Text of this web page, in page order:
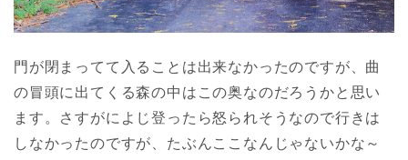
門が閉まってて入ることは出来なかったのですが、曲
の冒頭に出てくる森の中はこの奥なのだろうかと思い
ます。さすがによじ登ったら怒られそうなので行きは
しなかったのですが、たぶんここなんじゃないかな～